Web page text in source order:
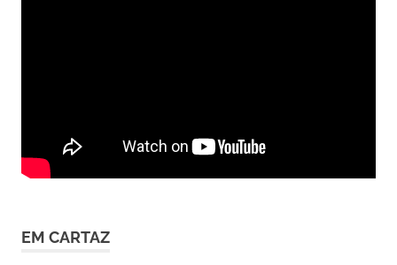
EM CARTAZ